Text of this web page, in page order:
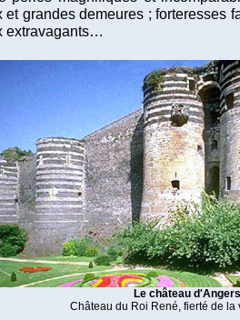
et grandes demeures ; forteresses
extravagants…
Le château d'Angers
Château du Roi René, fierté de la